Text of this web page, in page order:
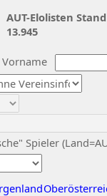
Vorname
Spieler
AUT-Elolisten
13.945